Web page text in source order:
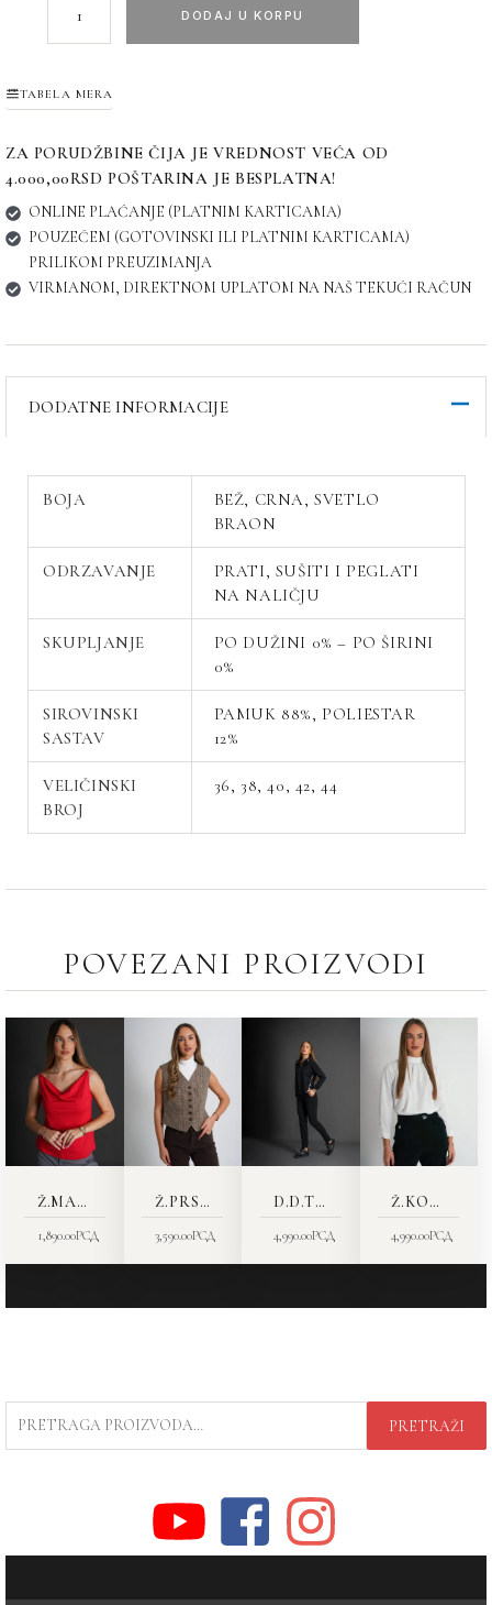
DODAJ U KORPU
TABELA MERA
ZA PORUDŽBINE ČIJA JE VREDNOST VEĆA OD
4.000,00RSD POŠTARINA JE BESPLATNA!
ONLINE PLAĆANJE (PLATNIM KARTICAMA)
POUZEĆEM (GOTOVINSKI ILI PLATNIM KARTICAMA)
PRILIKOM PREUZIMANJA
VIRMANOM, DIREKTNOM UPLATOM NA NAŠ TEKUĆI RAČUN
DODATNE INFORMACIJE
BOJA
BEŽ, CRNA, SVETLO
BRAON
ODRZAVANJE
PRATI, SUŠITI I PEGLATI
NA NALIČJU
SKUPLJANJE
PO DUŽINI 0% – PO ŠIRINI
0%
SIROVINSKI
SASTAV
PAMUK 88%, POLIESTAR
12%
VELIČINSKI
BROJ
36, 38, 40, 42, 44
POVEZANI PROIZVODI
Ž.MAJICA 8317-00
1,890.00РСД
Ž.PRSLUK 6404-12
3,590.00РСД
D.D.TRENERKE 9423-15
4,990.00РСД
Ž.KOŠULJA 7678-06
4,990.00РСД
ZA:
PRETRAŽI